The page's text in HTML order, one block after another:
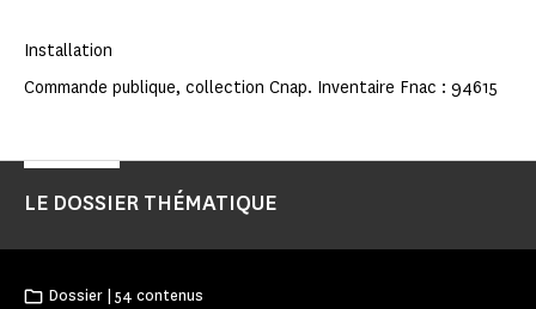
Installation
Commande publique, collection Cnap. Inventaire Fnac : 94615
LE DOSSIER THÉMATIQUE
Dossier | 54 contenus